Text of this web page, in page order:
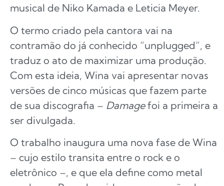
musical de Niko Kamada e Leticia Meyer.
O termo criado pela cantora vai na
contramão do já conhecido “unplugged”, e
traduz o ato de maximizar uma produção.
Com esta ideia, Wina vai apresentar novas
versões de cinco músicas que fazem parte
de sua discografia – Damagefoi a primeira a
ser divulgada.
O trabalho inaugura uma nova fase de Wina
– cujo estilo transita entre o rock e o
eletrônico –, e que ela define como metal